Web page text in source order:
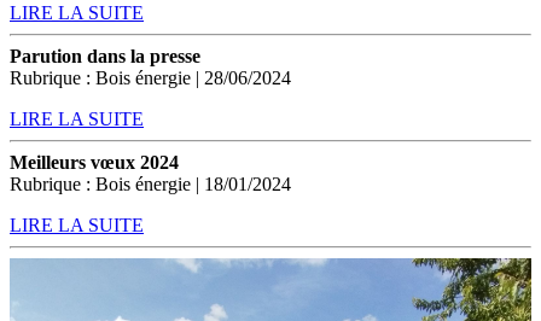
LIRE LA SUITE
Parution dans la presse
Rubrique : Bois énergie | 28/06/2024
LIRE LA SUITE
Meilleurs vœux 2024
Rubrique : Bois énergie | 18/01/2024
LIRE LA SUITE